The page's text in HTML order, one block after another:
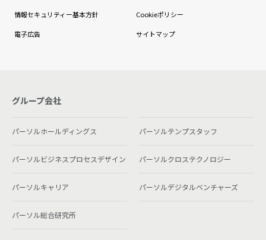
情報セキュリティー基本方針 Cookieポリシー
電子広告 サイトマップ
グループ会社
パーソルホールディングス パーソルテンプスタッフ
パーソルビジネスプロセスデザイン パーソルクロステクノロジー
パーソルキャリア パーソルデジタルベンチャーズ
パーソル総合研究所